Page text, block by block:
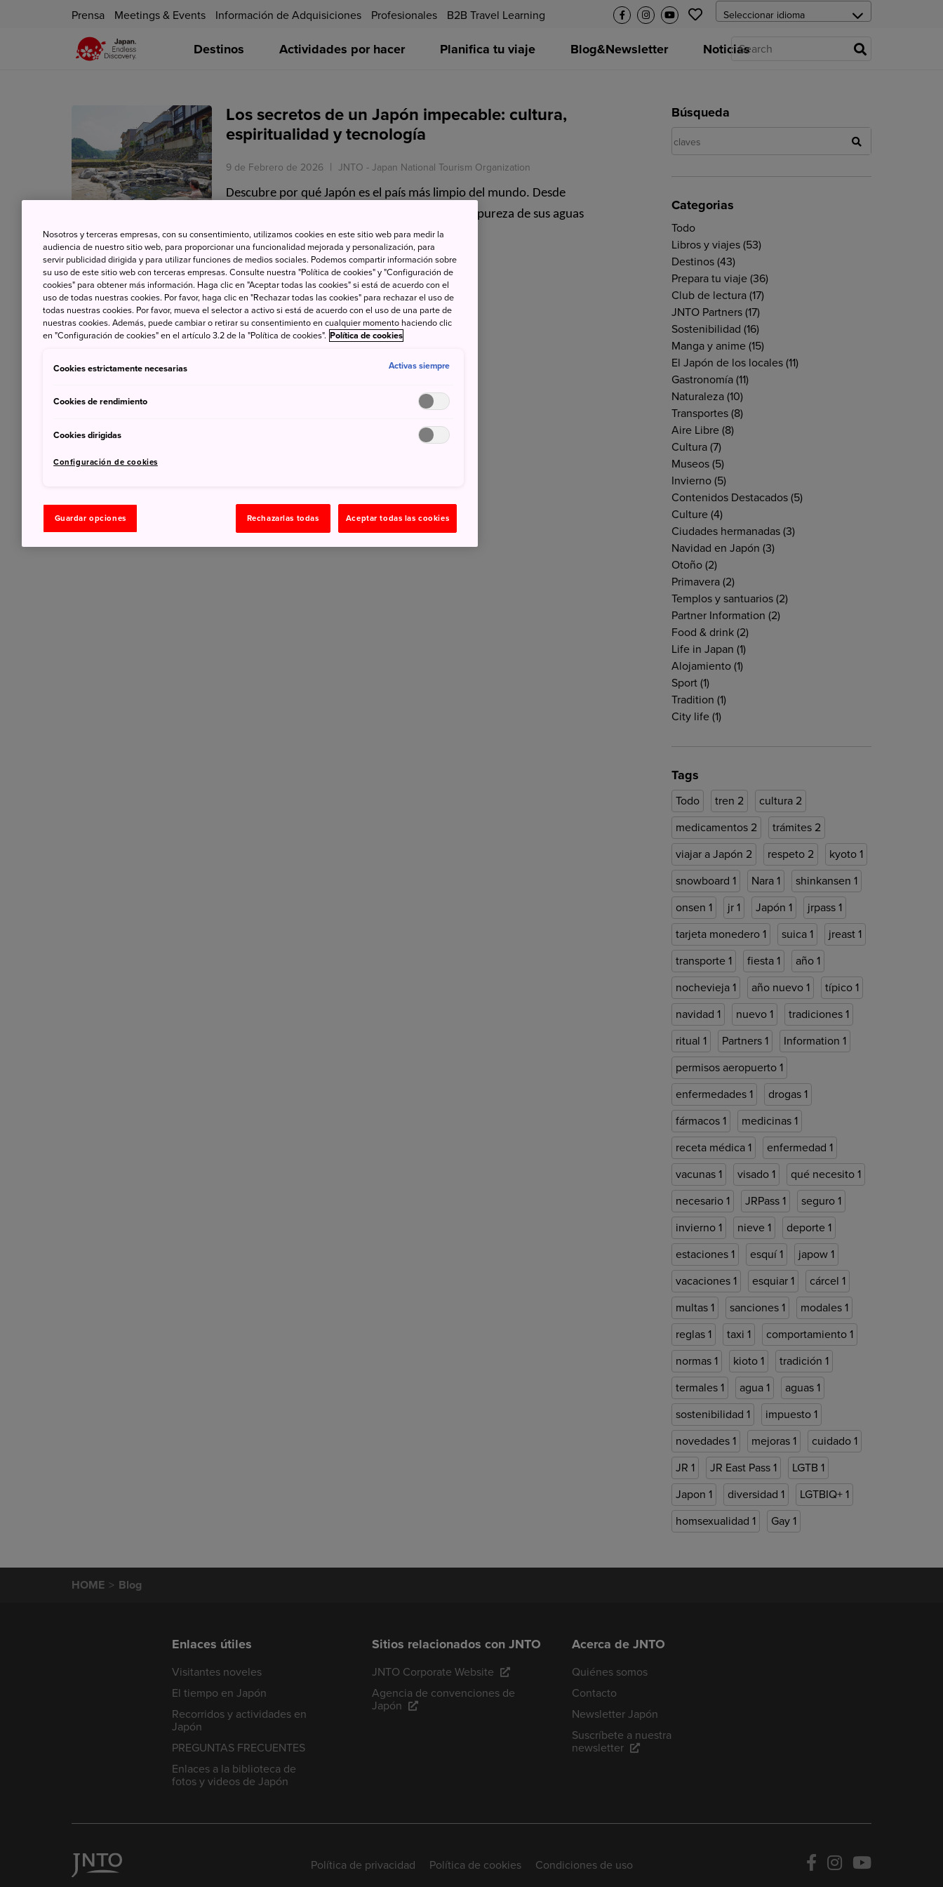
Prensa Meetings & Events Información de Adquisiciones Profesionales B2B Travel Learning
Destinos Actividades por hacer Planifica tu viaje Blog&Newsletter Noticias
Los secretos de un Japón impecable: cultura,
espiritualidad y tecnología
9 de Febrero de 2026 JNTO - Japan National Tourism Organization
Descubre por qué Japón es el país más limpio del mundo. Desde
rituales sintoístas hasta baños tecnológicos y la pureza de sus aguas
en Nara.
Búsqueda
Categorias
Todo
Libros y viajes (53)
Destinos (43)
Prepara tu viaje (36)
Club de lectura (17)
JNTO Partners (17)
Sostenibilidad (16)
Manga y anime (15)
El Japón de los locales (11)
Gastronomía (11)
Naturaleza (10)
Transportes (8)
Aire Libre (8)
Cultura (7)
Museos (5)
Invierno (5)
Contenidos Destacados (5)
Culture (4)
Ciudades hermanadas (3)
Navidad en Japón (3)
Otoño (2)
Primavera (2)
Templos y santuarios (2)
Partner Information (2)
Food & drink (2)
Life in Japan (1)
Alojamiento (1)
Sport (1)
Tradition (1)
City life (1)
Tags
Todo tren 2 cultura 2
medicamentos 2 trámites 2
viajar a Japón 2 respeto 2 kyoto 1
snowboard 1 Nara 1 shinkansen 1
onsen 1 jr 1 Japón 1 jrpass 1
tarjeta monedero 1 suica 1 jreast 1
transporte 1 fiesta 1 año 1
nochevieja 1 año nuevo 1 típico 1
navidad 1 nuevo 1 tradiciones 1
ritual 1 Partners 1 Information 1
permisos aeropuerto 1
enfermedades 1 drogas 1
fármacos 1 medicinas 1
receta médica 1 enfermedad 1
vacunas 1 visado 1 qué necesito 1
necesario 1 JRPass 1 seguro 1
invierno 1 nieve 1 deporte 1
estaciones 1 esquí1 japow 1
vacaciones 1 esquiar 1 cárcel 1
multas 1 sanciones 1 modales 1
reglas 1 taxi 1 comportamiento 1
normas 1 kioto 1 tradición 1
termales 1 agua 1 aguas 1
sostenibilidad 1 impuesto 1
novedades 1 mejoras 1 cuidado 1
JR 1 JR East Pass 1 LGTB 1
Japon 1 diversidad 1 LGTBIQ+ 1
homsexualidad 1 Gay 1
HOME Blog
Enlaces útiles
Visitantes noveles
El tiempo en Japón
Recorridos y actividades en
Japón
PREGUNTAS FRECUENTES
Enlaces a la biblioteca de
fotos y videos de Japón
Sitios relacionados con JNTO
JNTO Corporate Website
Agencia de convenciones de
Japón
Acerca de JNTO
Quiénes somos
Contacto
Newsletter Japón
Suscríbete a nuestra
newsletter
Política de privacidad Política de cookies Condiciones de uso
Nosotros y terceras empresas, con su consentimiento, utilizamos cookies en este sitio web para medir la
audiencia de nuestro sitio web, para proporcionar una funcionalidad mejorada y personalización, para
servir publicidad dirigida y para utilizar funciones de medios sociales. Podemos compartir información sobre
su uso de este sitio web con terceras empresas. Consulte nuestra "Política de cookies" y "Configuración de
cookies" para obtener más información. Haga clic en "Aceptar todas las cookies" si está de acuerdo con el
uso de todas nuestras cookies. Por favor, haga clic en "Rechazar todas las cookies" para rechazar el uso de
todas nuestras cookies. Por favor, mueva el selector a activo si está de acuerdo con el uso de una parte de
nuestras cookies. Además, puede cambiar o retirar su consentimiento en cualquier momento haciendo clic
en "Configuración de cookies" en el artículo 3.2 de la "Política de cookies". Política de cookies
Cookies estrictamente necesarias Activas siempre
Cookies de rendimiento
Cookies dirigidas
Configuración de cookies
Guardar opciones Rechazarlas todas Aceptar todas las cookies